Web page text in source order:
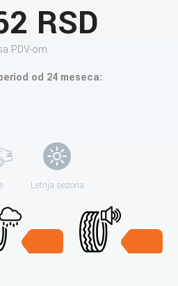
RSD
PDV-om
od 24 meseca:
Letnja sezona